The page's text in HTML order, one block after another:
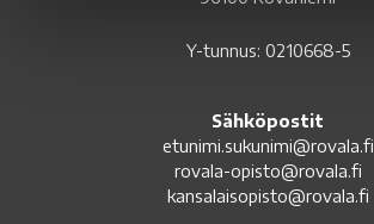
Y-tunnus: 0210668-5
Sähköpostit
etunimi.sukunimi@rovala.fi
rovala-opisto@rovala.fi
kansalaisopisto@rovala.fi